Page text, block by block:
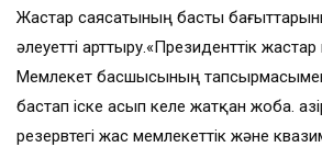
Жастар саясатының басты
әлеуетті арттыру.«Президенттік
Мемлекет басшысының
бастап іске асып келе жатқан жоба.
резервтегі жас мемлекеттік және